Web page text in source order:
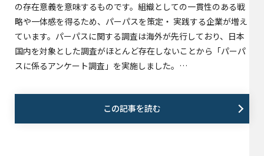
の存在意義を意味するものです。組織としての一貫性のある戦
略や一体感を得るため、パーパスを策定・ 実践する企業が増え
ています。パーパスに関する調査は海外が先行しており、日本
国内を対象とした調査がほとんど存在しないことから「パーパ
スに係るアンケート調査」を実施しました。…
この記事を読む